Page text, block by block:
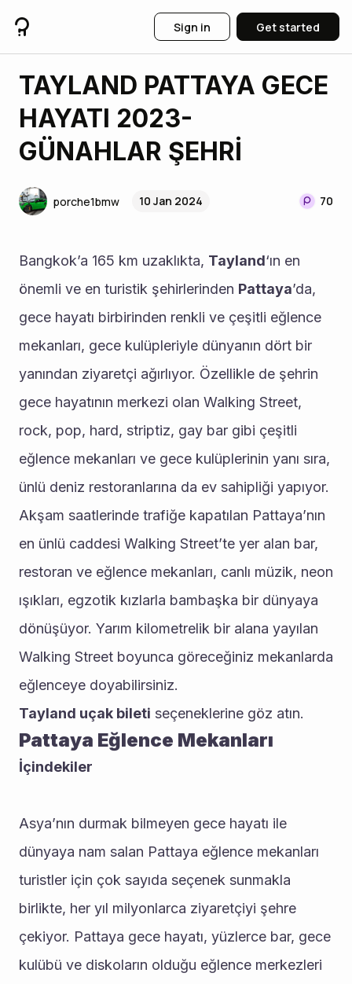
Sign in Get started
TAYLAND PATTAYA GECE
HAYATI 2023-
GÜNAHLAR ŞEHRİ
porche1bmw 10 Jan 2024 70
Bangkok’a 165 km uzaklıkta, Tayland‘ın en
önemli ve en turistik şehirlerinden Pattaya’da,
gece hayatı birbirinden renkli ve çeşitli eğlence
mekanları, gece kulüpleriyle dünyanın dört bir
yanından ziyaretçi ağırlıyor. Özellikle de şehrin
gece hayatının merkezi olan Walking Street,
rock, pop, hard, striptiz, gay bar gibi çeşitli
eğlence mekanları ve gece kulüplerinin yanı sıra,
ünlü deniz restoranlarına da ev sahipliği yapıyor.
Akşam saatlerinde trafiğe kapatılan Pattaya’nın
en ünlü caddesi Walking Street’te yer alan bar,
restoran ve eğlence mekanları, canlı müzik, neon
ışıkları, egzotik kızlarla bambaşka bir dünyaya
dönüşüyor. Yarım kilometrelik bir alana yayılan
Walking Street boyunca göreceğiniz mekanlarda
eğlenceye doyabilirsiniz.
Tayland uçak bileti seçeneklerine göz atın.
Pattaya Eğlence Mekanları
İçindekiler
Asya’nın durmak bilmeyen gece hayatı ile
dünyaya nam salan Pattaya eğlence mekanları
turistler için çok sayıda seçenek sunmakla
birlikte, her yıl milyonlarca ziyaretçiyi şehre
çekiyor. Pattaya gece hayatı, yüzlerce bar, gece
kulübü ve diskoların olduğu eğlence merkezleri